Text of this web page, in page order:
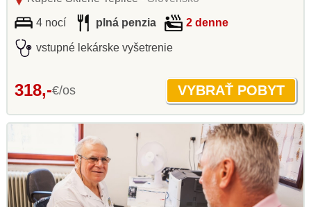
4 nocí plná penzia 2 denne
vstupné lekárske vyšetrenie
318,-€/os